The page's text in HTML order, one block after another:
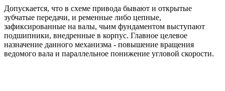
Допускается, что в схеме привода бывают и открытые
зубчатые передачи, и ременные либо цепные,
зафиксированные на валы, чьим фундаментом выступают
подшипники, внедренные в корпус. Главное целевое
назначение данного механизма - повышение вращения
ведомого вала и параллельное понижение угловой скорости.